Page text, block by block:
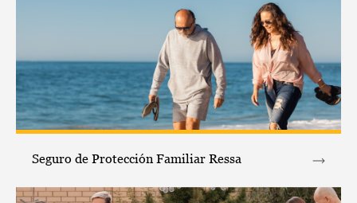
Seguro de Protección Familiar Ressa